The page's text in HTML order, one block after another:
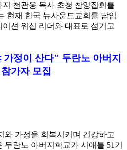
천관웅 목사 초청 찬양집회를
현재 한국 뉴사운드교회를 담임
션 워십 리더와 대표로 섬기고
정이 산다" 두란노 아버지
가자 모집
와 가정을 회복시키며 건강하고
두란노 아버지학교가 시애틀 51기